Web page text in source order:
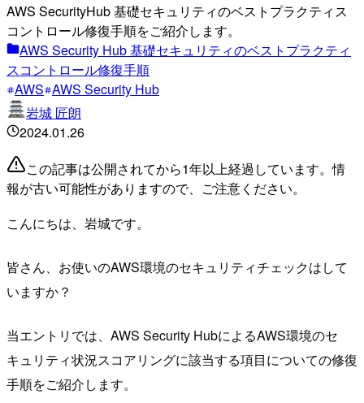
AWS SecurityHub 基礎セキュリティのベストプラクティス
コントロール修復手順をご紹介します。
AWS Security Hub 基礎セキュリティのベストプラクティ
スコントロール修復手順
AWS AWS Security Hub
岩城 匠朗
2024.01.26
この記事は公開されてから1年以上経過しています。情
報が古い可能性がありますので、ご注意ください。
こんにちは、岩城です。
皆さん、お使いのAWS環境のセキュリティチェックはして
いますか？
当エントリでは、AWS Security HubによるAWS環境のセ
キュリティ状況スコアリングに該当する項目についての修復
手順をご紹介します。